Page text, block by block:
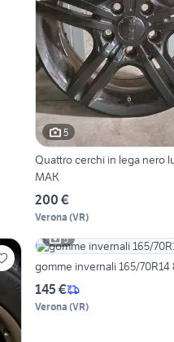
5
Quattro cerchi in lega nero
MAK
200 €
Verona (VR)
5
gomme invernali 165/70R14
145 €
Verona (VR)